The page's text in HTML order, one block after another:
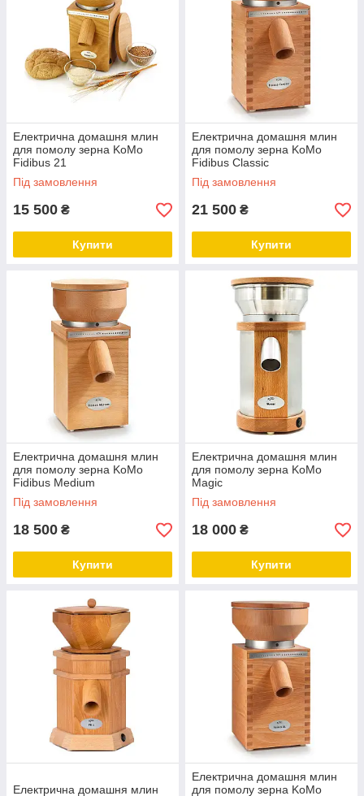
Електрична домашня млин
для помолу зерна KoMo
Fidibus 21
Під замовлення
15 500 ₴
Купити
Електрична домашня млин
для помолу зерна KoMo
Fidibus Classic
Під замовлення
21 500 ₴
Купити
Електрична домашня млин
для помолу зерна KoMo
Fidibus Medium
Під замовлення
18 500 ₴
Купити
Електрична домашня млин
для помолу зерна KoMo
Magic
Під замовлення
18 000 ₴
Купити
Електрична домашня млин
Електрична домашня млин
для помолу зерна KoMo